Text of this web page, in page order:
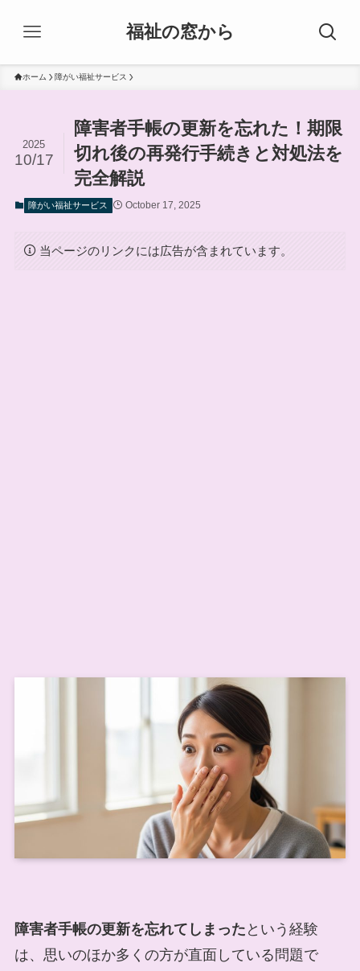
福祉の窓から
ホーム 障がい福祉サービス
障害者手帳の更新を忘れた！期限
切れ後の再発行手続きと対処法を
完全解説
2025
10/17
障がい福祉サービス October 17, 2025
当ページのリンクには広告が含まれています。
障害者手帳の更新を忘れてしまった という経験
は、思いのほか多くの方が直面している問題で